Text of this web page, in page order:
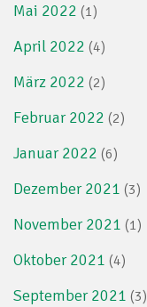
Mai 2022 (1)
April 2022 (4)
März 2022 (2)
Februar 2022 (2)
Januar 2022 (6)
Dezember 2021 (3)
November 2021 (1)
Oktober 2021 (4)
September 2021 (3)